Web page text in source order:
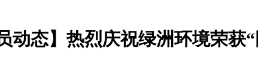
动态】热烈庆祝绿洲环境荣